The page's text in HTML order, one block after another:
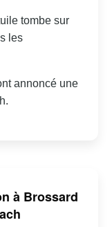
tombe sur
les
annoncé une
à Brossard